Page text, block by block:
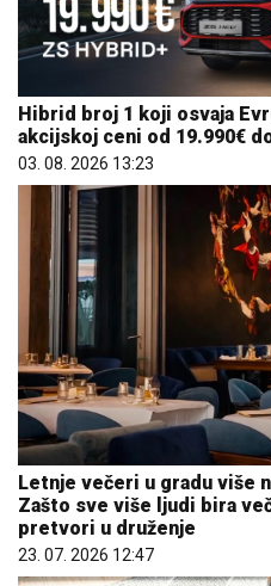
Hibrid broj 1 koji osvaja
akcijskoj ceni od 19.990€
03. 08. 2026 13:23
Letnje večeri u gradu više
Zašto sve više ljudi bira
pretvori u druženje
23. 07. 2026 12:47